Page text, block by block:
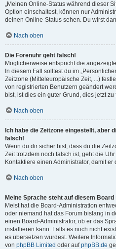
„Meinen Online-Status während dieser
Option einschaltest, können nur
deinen Online-Status sehen. Du wirst
Nach oben
Die Forenuhr geht falsch!
Möglicherweise entspricht die
In diesem Fall solltest du im
Zeitzone (Mitteleuropäische Zeit, ...)
von registrierten Benutzern geändert
bist, ist dies ein guter Grund, dies jetzt zu
Nach oben
Ich habe die Zeitzone eingestellt, aber
falsch!
Wenn du dir sicher bist, dass du die
Zeit trotzdem noch falsch ist, geht die
Kontaktiere einen Administrator, damit
Nach oben
Meine Sprache steht auf diesem
Meist hat die Board-Administration
oder niemand hat das Forum bislang in
einen Board-Administrator, ob er das
installieren kann. Falls es noch nicht
es übersetzen würdest. Weitere
von phpBB Limited oder aufphpBB.de